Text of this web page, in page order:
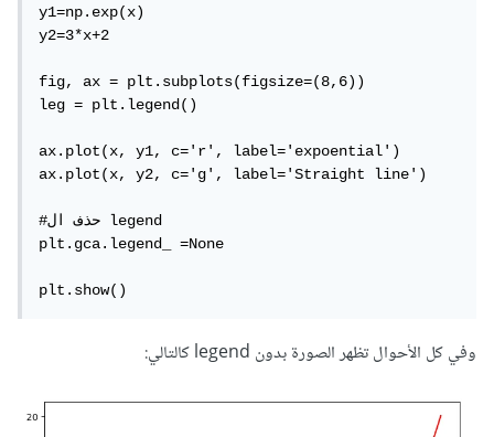
y1=np.exp(x)
y2=3*x+2
fig, ax = plt.subplots(figsize=(8,6))
leg = plt.legend()
ax.plot(x, y1, c='r', label='expoential')
ax.plot(x, y2, c='g', label='Straight line')
#حذف ال legend
plt.gca.legend_ =None
plt.show()
وفي كل الأحوال تظهر الصورة بدون legend كالتالي: